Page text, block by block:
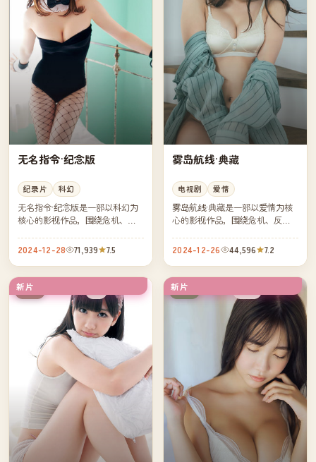
无名指令·纪念版
纪录片 科幻
无名指令·纪念版是一部以科幻为
核心的影视作品，围绕危机、反
凑，值得推荐观看。
2024-12-28 71,939 7.5
雾岛航线·典藏
电视剧 爱情
雾岛航线·典藏是一部以爱情为核
心的影视作品，围绕危机、反转
凑，值得推荐观看。
2024-12-26 44,596 7.2
新片
中国 新片
日本